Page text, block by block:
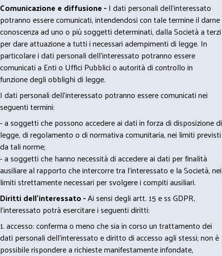
Comunicazione e diffusione -I dati personali dell’interessato
potranno essere comunicati, intendendosi con tale termine il darne
conoscenza ad uno o più soggetti determinati, dalla Società a terzi
per dare attuazione a tutti i necessari adempimenti di legge. In
particolare i dati personali dell’interessato potranno essere
comunicati a Enti o Uffici Pubblici o autorità di controllo in
funzione degli obblighi di legge.
I dati personali dell’interessato potranno essere comunicati nei
seguenti termini:
- a soggetti che possono accedere ai dati in forza di disposizione di
legge, di regolamento o di normativa comunitaria, nei limiti previsti
da tali norme;
- a soggetti che hanno necessità di accedere ai dati per finalità
ausiliare al rapporto che intercorre tra l’interessato e la Società, nei
limiti strettamente necessari per svolgere i compiti ausiliari.
Diritti dell’interessato -Ai sensi degli artt. 15 e ss GDPR,
l’interessato potrà esercitare i seguenti diritti:
1. accesso: conferma o meno che sia in corso un trattamento dei
dati personali dell’interessato e diritto di accesso agli stessi; non è
possibile rispondere a richieste manifestamente infondate,